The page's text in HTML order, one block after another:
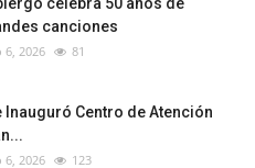
canciones
6, 2026 81
Inauguró Centro de Atención
6, 2026 123